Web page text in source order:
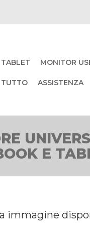
TABLET MONITOR
TUTTO ASSISTENZA
E
immagine